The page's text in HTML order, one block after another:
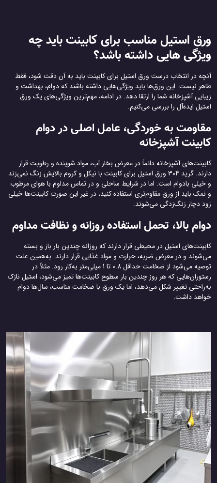
ورق استیل مناسب برای کابینت باید چه
ویژگی هایی داشته باشد؟
آنچه در انتخاب درست ورق استیل برای کابینت باید به آن دقت شود، فقط
ظاهر نیست. این ورق‌ها باید ویژگی‌هایی داشته باشند که دوام، بهداشت و
زیبایی آشپزخانه شما را ارتقا دهد. در ادامه، مهم‌ترین ویژگی‌های یک ورق
استیل ایده‌آل را بررسی می‌کنیم.
مقاومت به خوردگی، عامل اصلی در دوام
کابینت آشپزخانه
کابینت‌های آشپزخانه دائماً در معرض بخار آب، مواد شوینده و رطوبت قرار
دارند. گرید 304 ورق استیل برای کابینت با نیکل و کروم بالایش زنگ نمی‌زند
و خیلی بادوام است. اما در شرایط ساحلی و در تماس مداوم با هوای مرطوب
و نمک باید از ورق مقاوم‌تری استفاده کنید، در غیر این صورت کابینت‌ها خیلی
زود دچار زنگ‌زدگی می‌شوند.
دوام بالا، تحمل استفاده روزانه و نظافت مداوم
کابینت‌های استیل در محیطی قرار دارند که روزانه چندین بار باز و بسته
می‌شوند و در معرض ضربه، حرارت و مواد غذایی قرار دارند. به‌همین علت
توصیه می‌شود از ضخامت حداقل 0.8 تا 1 میلی‌متر به‌کار رود. مثلاً در
رستوران‌هایی که هر روز چندین بار سطوح کابینت‌ها تمیز می‌شود، استیل نازک
به‌راحتی تغییر شکل می‌دهد، اما یک ورق با ضخامت مناسب، سال‌ها دوام
خواهد داشت.